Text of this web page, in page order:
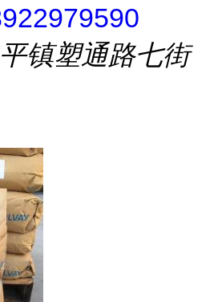
镇塑通路七街